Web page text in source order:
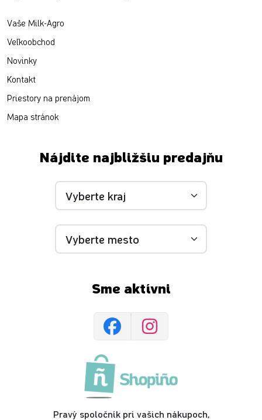
Vaše Milk-Agro
Veľkoobchod
Novinky
Kontakt
Priestory na prenájom
Mapa stránok
Nájdite najbližšiu predajňu
Sme aktívni
Pravý spoločník pri vašich nákupoch,